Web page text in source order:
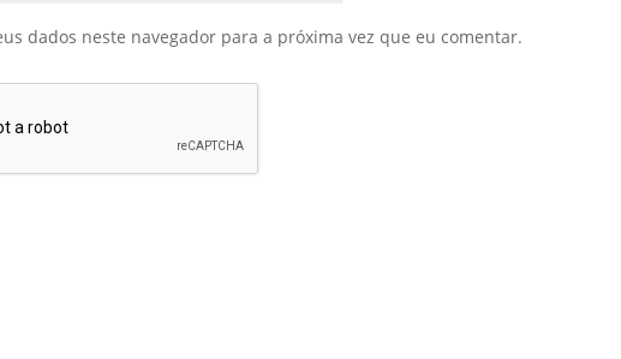
dados neste navegador para a próxima vez que eu comentar.